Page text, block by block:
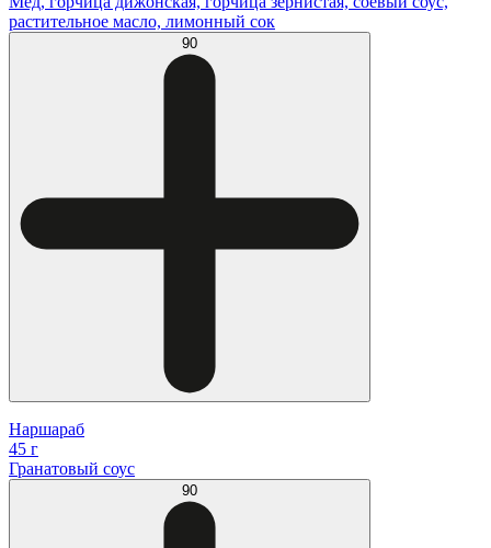
растительное масло, лимонный сок
90
Наршараб
45 г
Гранатовый соус
90